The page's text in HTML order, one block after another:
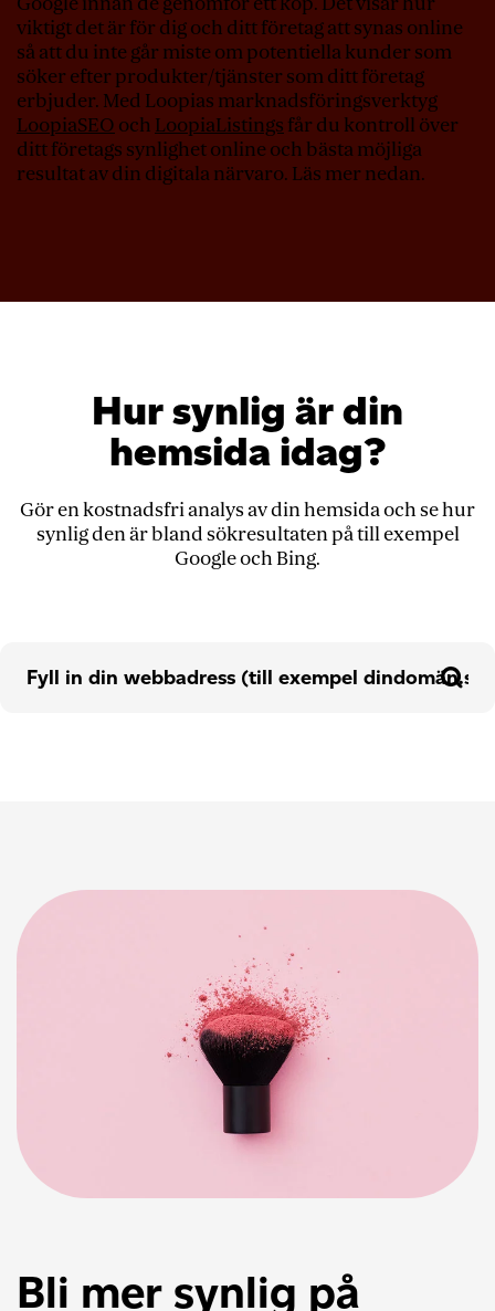
viktigt det är för dig och ditt företag att synas online
så att du inte går miste om potentiella kunder som
söker efter produkter/tjänster som ditt företag
erbjuder. Med Loopias marknadsföringsverktyg
LoopiaSEO och LoopiaListings får du kontroll över
ditt företags synlighet online och bästa möjliga
resultat av din digitala närvaro. Läs mer nedan.
Hur synlig är din
hemsida idag?
Gör en kostnadsfri analys av din hemsida och se hur
synlig den är bland sökresultaten på till exempel
Google och Bing.
Bli mer synlig på